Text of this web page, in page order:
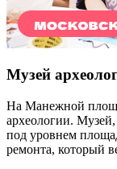
Музей
На Манежной
археологии.
под уровнем
ремонта, который